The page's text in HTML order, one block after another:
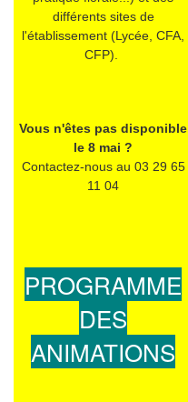
différents sites de
l'établissement (Lycée, CFA,
CFP).
Vous n'êtes pas disponible
le 8 mai ?
Contactez-nous au 03 29 65
11 04
PROGRAMME
DES
ANIMATIONS